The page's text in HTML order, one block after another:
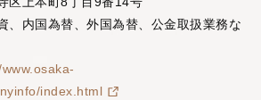
り、AIが自律的に人事課題を特定し
SaaSの情報を連携することで様々な
し、適切な解決策をAIエージェント
、内国為替、外国為替、公金取扱業務な
index.html